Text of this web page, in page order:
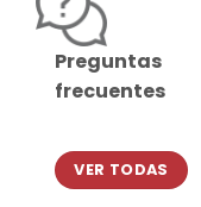
Preguntas
frecuentes
VER TODAS